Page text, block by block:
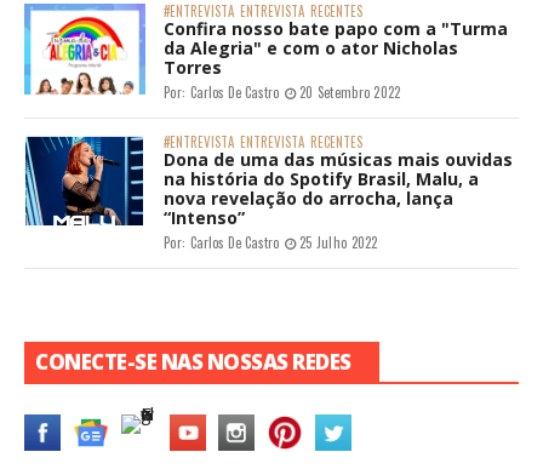
#ENTREVISTA ENTREVISTA RECENTES
Confira nosso bate papo com a "Turma
da Alegria" e com o ator Nicholas
Torres
Por: Carlos De Castro 20 Setembro 2022
#ENTREVISTA ENTREVISTA RECENTES
Dona de uma das músicas mais ouvidas
na história do Spotify Brasil, Malu, a
nova revelação do arrocha, lança
“Intenso”
Por: Carlos De Castro 25 Julho 2022
CONECTE-SE NAS NOSSAS REDES